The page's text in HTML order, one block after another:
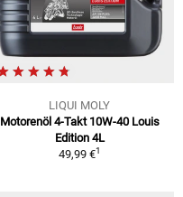
LIQUI MOLY
Motorenöl 4-Takt 10W-40 Louis
Edition 4L
49,99 €1